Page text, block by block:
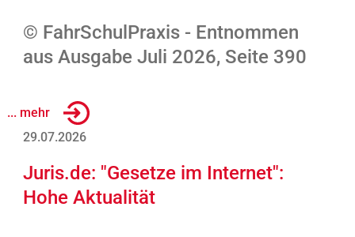
© FahrSchulPraxis - Entnommen
aus Ausgabe Juli 2026, Seite 390
... mehr
29.07.2026
Juris.de: "Gesetze im Internet":
Hohe Aktualität